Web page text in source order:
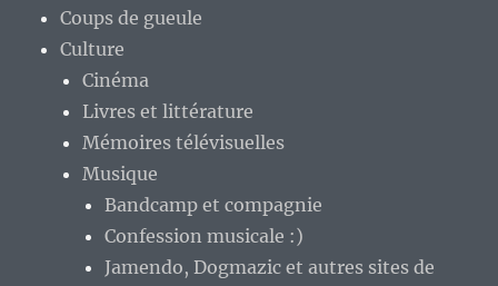
Coups de gueule
Culture
Cinéma
Livres et littérature
Mémoires télévisuelles
Musique
Bandcamp et compagnie
Confession musicale :)
Jamendo, Dogmazic et autres sites de